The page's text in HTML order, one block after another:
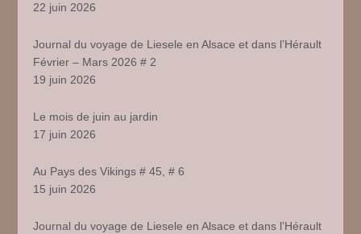
22 juin 2026
Journal du voyage de Liesele en Alsace et dans l’Hérault
Février – Mars 2026 # 2
19 juin 2026
Le mois de juin au jardin
17 juin 2026
Au Pays des Vikings # 45, # 6
15 juin 2026
Journal du voyage de Liesele en Alsace et dans l’Hérault